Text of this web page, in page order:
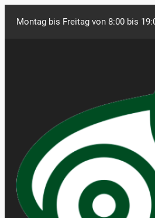
Montag bis Freitag von 8:00 bis